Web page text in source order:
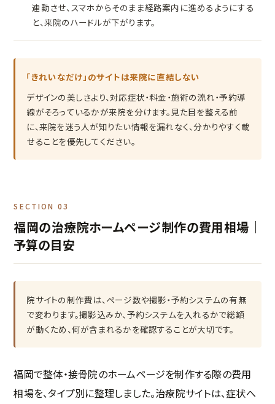
連動させ、スマホからそのまま経路案内に進めるようにする
と、来院のハードルが下がります。
「きれいなだけ」のサイトは来院に直結しない
デザインの美しさより、対応症状・料金・施術の流れ・予約導
線がそろっているかが来院を分けます。見た目を整える前
に、来院を迷う人が知りたい情報を漏れなく、分かりやすく載
せることを優先してください。
SECTION 03
福岡の治療院ホームページ制作の費用相場｜
予算の目安
院サイトの制作費は、ページ数や撮影・予約システムの有無
で変わります。撮影込みか、予約システムを入れるかで総額
が動くため、何が含まれるかを確認することが大切です。
福岡で整体・接骨院のホームページを制作する際の費用
相場を、タイプ別に整理しました。治療院サイトは、症状へ